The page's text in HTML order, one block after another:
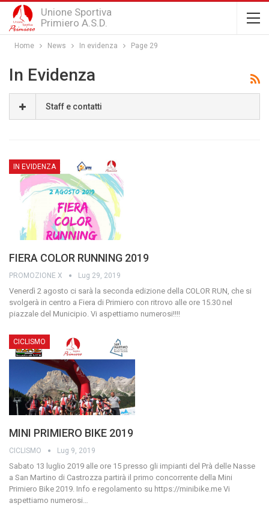
Unione Sportiva
Primiero A.S.D.
Home News In evidenza Page 29
In Evidenza
Staff e contatti
IN EVIDENZA
FIERA COLOR RUNNING 2019
PROMOZIONE X Lug 29, 2019
Venerdì 2 agosto ci sarà la seconda edizione della COLOR RUN, che si
svolgerà in centro a Fiera di Primiero con ritrovo alle ore 15.30 nel
piazzale del Municipio. Vi aspettiamo numerosi!!!!
CICLISMO
MINI PRIMIERO BIKE 2019
CICLISMO Lug 9, 2019
Sabato 13 luglio 2019 alle ore 15 presso gli impianti del Prà delle Nasse
a San Martino di Castrozza partirà il primo concorrente della Mini
Primiero Bike 2019. Info e regolamento su https://minibike.me Vi
aspettiamo numerosi…